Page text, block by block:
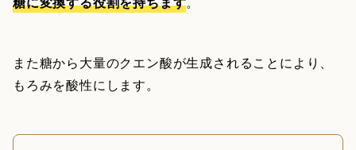
また糖から大量のクエン酸が生成されることにより、
もろみを酸性にします。